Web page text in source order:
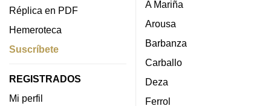
Réplica en PDF
Hemeroteca
Suscríbete
REGISTRADOS
Mi perfil
A Mariña
Arousa
Barbanza
Carballo
Deza
Ferrol